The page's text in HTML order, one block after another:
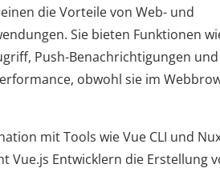
die Vorteile von Web- und
Sie bieten Funktionen
Push-Benachrichtigungen
obwohl sie im
mit Tools wie Vue CLI und
Vue.js Entwicklern die Erstellung